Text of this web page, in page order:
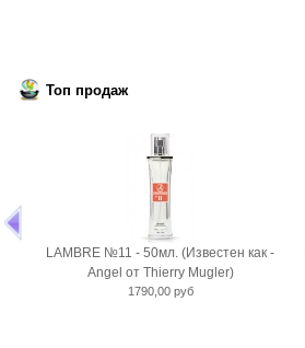
Топ продаж
LAMBRE №11 - 50мл. (Известен как -
Angel от Thierry Mugler)
1790,00 руб